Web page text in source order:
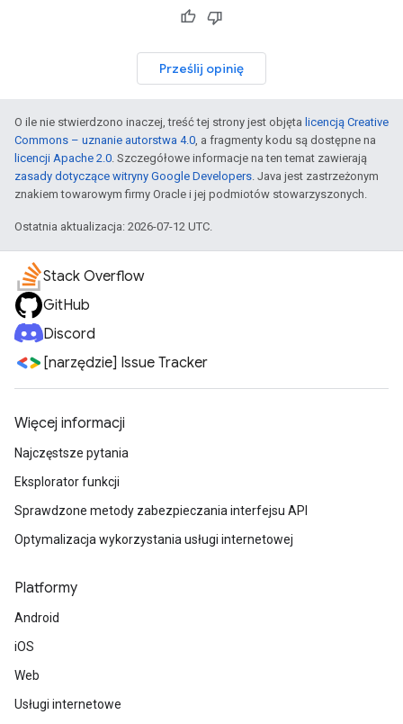
Prześlij opinię
O ile nie stwierdzono inaczej, treść tej strony jest objęta licencją Creative
Commons – uznanie autorstwa 4.0, a fragmenty kodu są dostępne na
licencji Apache 2.0. Szczegółowe informacje na ten temat zawierają
zasady dotyczące witryny Google Developers. Java jest zastrzeżonym
znakiem towarowym firmy Oracle i jej podmiotów stowarzyszonych.
Ostatnia aktualizacja: 2026-07-12 UTC.
Stack Overflow
GitHub
Discord
[narzędzie] Issue Tracker
Więcej informacji
Najczęstsze pytania
Eksplorator funkcji
Sprawdzone metody zabezpieczania interfejsu API
Optymalizacja wykorzystania usługi internetowej
Platformy
Android
iOS
Web
Usługi internetowe